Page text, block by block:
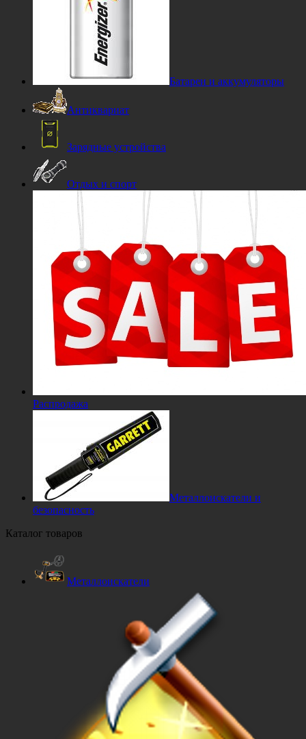
Батареи и аккумуляторы
Антиквариат
Зарядные устройства
Отдых и спорт
Распродажа
Металлоискатели и
безопасность
Каталог товаров
Металлоискатели